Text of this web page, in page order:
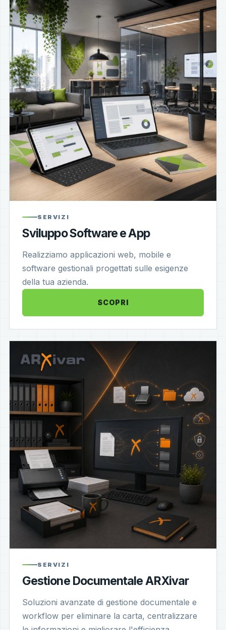
SERVIZI
Sviluppo Software e App
Realizziamo applicazioni web, mobile e
software gestionali progettati sulle esigenze
della tua azienda.
SCOPRI
SERVIZI
Gestione Documentale ARXivar
Soluzioni avanzate di gestione documentale e
workflow per eliminare la carta, centralizzare